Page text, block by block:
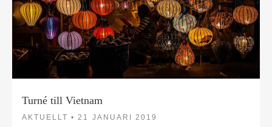
Turné till Vietnam
AKTUELLT • 21 JANUARI 2019